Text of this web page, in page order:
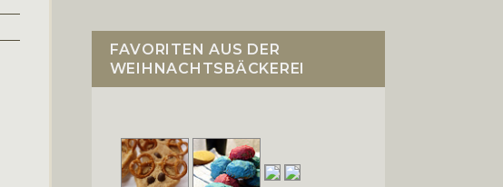
FAVORITEN AUS DER
WEIHNACHTSBÄCKEREI